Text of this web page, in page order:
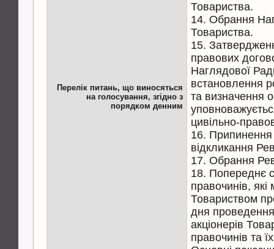
Перелік питань, що виносяться
на голосування, згідно з
порядком денним
Товариства.
14. Обрання
Товариства.
15.
правових
Наглядової
встановлення
та визначення
цивільно-
16.
відкликання
17. Обрання
18. Попереднє
правочинів,
Товариством
дня
акціонерів
правочинів та